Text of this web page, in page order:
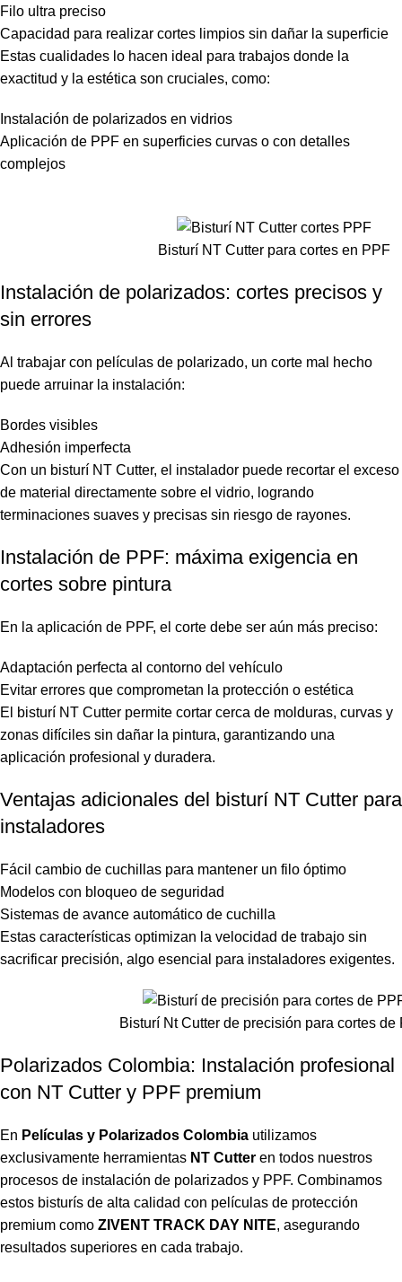
Filo ultra preciso
Capacidad para realizar cortes limpios sin dañar la superficie
Estas cualidades lo hacen ideal para trabajos donde la
exactitud y la estética son cruciales, como:
Instalación de polarizados en vidrios
Aplicación de PPF en superficies curvas o con detalles
complejos
Bisturí NT Cutter para cortes en PPF
Instalación de polarizados: cortes precisos y
sin errores
Al trabajar con películas de polarizado, un corte mal hecho
puede arruinar la instalación:
Bordes visibles
Adhesión imperfecta
Con un bisturí NT Cutter, el instalador puede recortar el exceso
de material directamente sobre el vidrio, logrando
terminaciones suaves y precisas sin riesgo de rayones.
Instalación de PPF: máxima exigencia en
cortes sobre pintura
En la aplicación de PPF, el corte debe ser aún más preciso:
Adaptación perfecta al contorno del vehículo
Evitar errores que comprometan la protección o estética
El bisturí NT Cutter permite cortar cerca de molduras, curvas y
zonas difíciles sin dañar la pintura, garantizando una
aplicación profesional y duradera.
Ventajas adicionales del bisturí NT Cutter para
instaladores
Fácil cambio de cuchillas para mantener un filo óptimo
Modelos con bloqueo de seguridad
Sistemas de avance automático de cuchilla
Estas características optimizan la velocidad de trabajo sin
sacrificar precisión, algo esencial para instaladores exigentes.
Bisturí Nt Cutter de precisión para cortes de
Polarizados Colombia: Instalación profesional
con NT Cutter y PPF premium
En Películas y Polarizados Colombia utilizamos
exclusivamente herramientas NT Cutter en todos nuestros
procesos de instalación de polarizados y PPF. Combinamos
estos bisturís de alta calidad con películas de protección
premium como ZIVENT TRACK DAY NITE, asegurando
resultados superiores en cada trabajo.